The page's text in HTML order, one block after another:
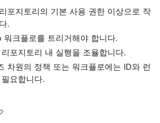
포지토리의 기본 사용 권한 이상으로 작
.
크플로를 트리거해야 합니다.
포지토리 내 실행을 조율합니다.
차원의 정책 또는 워크플로에는 ID와 런
요합니다.